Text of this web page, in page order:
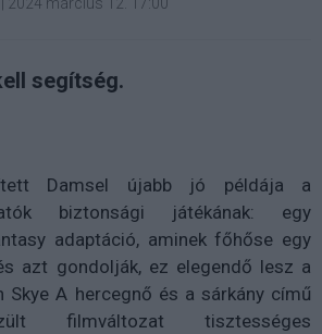
2024 március 12. 17:00
segítség.
Damsel újabb jó példája a
biztonsági játékának: egy
adaptáció, aminek főhőse egy
azt gondolják, ez elegendő lesz a
Skye A hercegnő és a sárkány című
filmváltozat tisztességes